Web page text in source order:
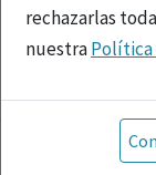
rechazarlas
nuestraPolítica
Toda la
referida a
tanto, dirigida